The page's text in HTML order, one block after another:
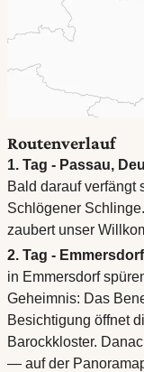
Routenverlauf
1. Tag - Passau,
Bald darauf verfängt
Schlögener
zaubert unser
2. Tag -
in Emmersdorf
Geheimnis: Das
Besichtigung öffnet
Barockkloster.
— auf der